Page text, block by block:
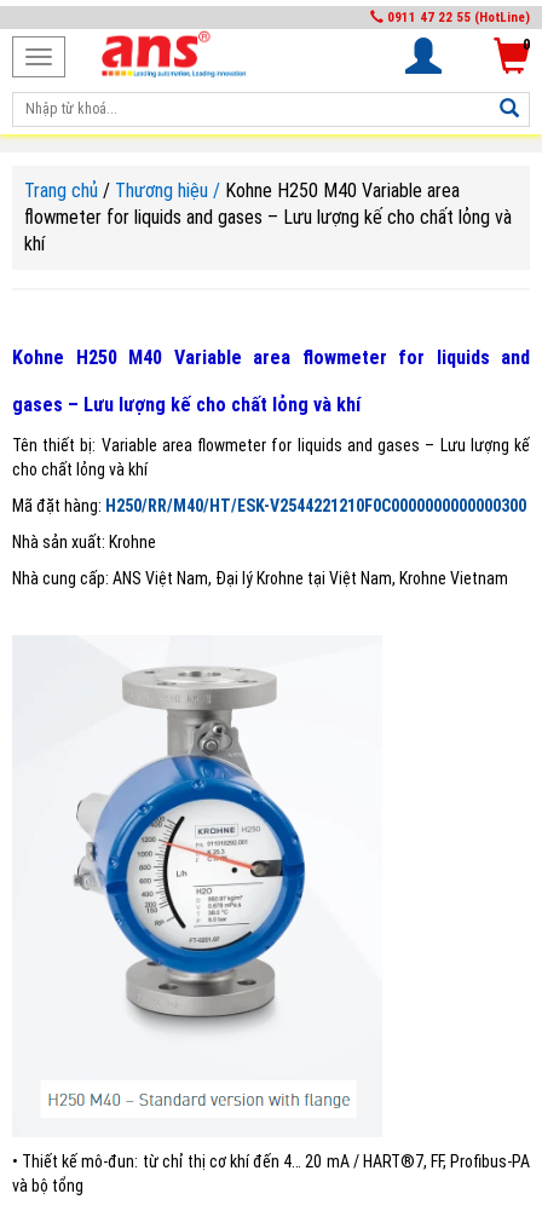
0911 47 22 55 (HotLine)
Toggle
navigation
0
Trang chủ / Thương hiệu / Kohne H250 M40 Variable area
flowmeter for liquids and gases – Lưu lượng kế cho chất lỏng và
khí
Kohne H250 M40 Variable area flowmeter for liquids and
gases – Lưu lượng kế cho chất lỏng và khí
Tên thiết bị: Variable area flowmeter for liquids and gases – Lưu lượng kế
cho chất lỏng và khí
Mã đặt hàng: H250/RR/M40/HT/ESK-V2544221210F0C0000000000000300
Nhà sản xuất: Krohne
Nhà cung cấp: ANS Việt Nam, Đại lý Krohne tại Việt Nam, Krohne Vietnam
• Thiết kế mô-đun: từ chỉ thị cơ khí đến 4… 20 mA / HART®7, FF, Profibus-PA
và bộ tổng